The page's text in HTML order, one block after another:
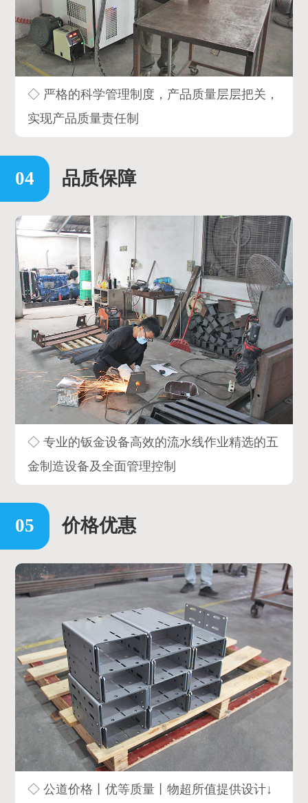
◇ 严格的科学管理制度，产品质量层层把关，
实现产品质量责任制
品质保障
◇ 专业的钣金设备高效的流水线作业精选的五
金制造设备及全面管理控制
价格优惠
◇ 公道价格丨优等质量丨物超所值提供设计↓